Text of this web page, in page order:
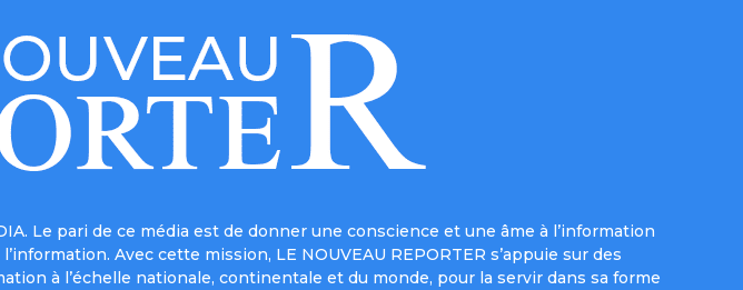
Le pari de ce média est de donner une conscience et une âme à l’information
Avec cette mission, LE NOUVEAU REPORTER s’appuie sur des
à l’échelle nationale, continentale et du monde, pour la servir dans sa forme